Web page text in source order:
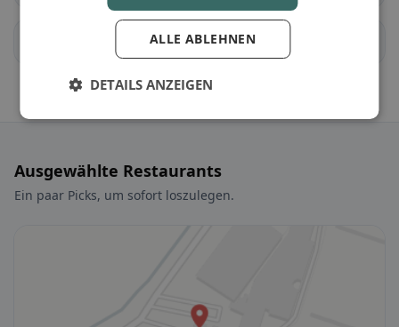
Ascona
Ausgewählte Restaurants
Ein paar Picks, um sofort loszulegen.
ALLE ABLEHNEN
DETAILS ANZEIGEN